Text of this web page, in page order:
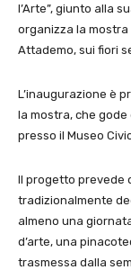
l’Arte”, giunto alla
organizza la mostra
Attademo, sui fiori
L’inaugurazione è
la mostra, che
presso il Museo
Il progetto prevede
tradizionalmente
almeno una
d’arte, una
trasmessa dalla